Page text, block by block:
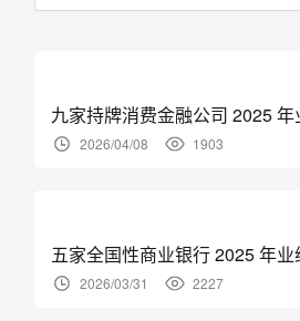
九家持牌消费金融公司 2025 年
2026/04/08 1903
五家全国性商业银行 2025 年
2026/03/31 2227